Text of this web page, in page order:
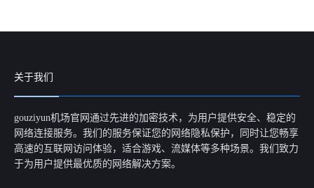
关于我们
gouziyun机场官网通过先进的加密技术，为用户提供安全、稳定的
网络连接服务。我们的服务保证您的网络隐私保护，同时让您畅享
高速的互联网访问体验，适合游戏、流媒体等多种场景。我们致力
于为用户提供最优质的网络解决方案。